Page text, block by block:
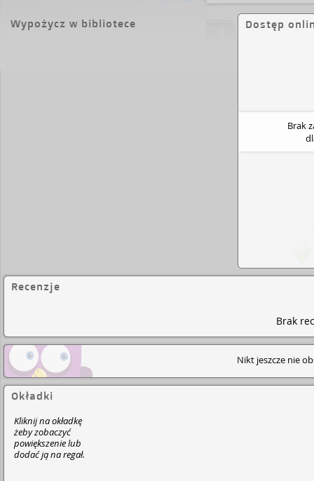
Wypożycz w bibliotece Dostęp
Brak
Recenzje
Brak
Nikt jeszcze nie
Okładki
Kliknij na okładkę
żeby zobaczyć
powiększenie lub
dodać ją na regał.